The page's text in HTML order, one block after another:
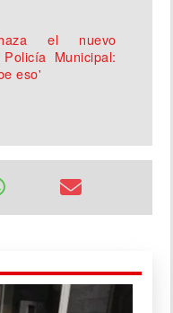
el nuevo
Municipal:
eso'